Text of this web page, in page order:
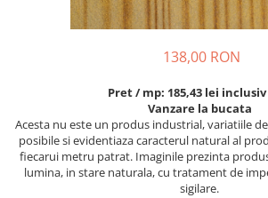
138,00 RON
Pret / mp: 185,43 lei inclusiv
Vanzare la bucata
Acesta nu este un produs industrial, variatiile
posibile si evidentiaza caracterul natural al
fiecarui metru patrat. Imaginile prezinta
lumina, in stare naturala, cu tratament de
sigilare.